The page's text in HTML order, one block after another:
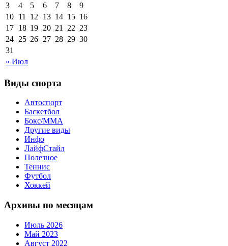
« Июл
3
4 5 6 7 8
9
10 11 12 13 14 15 16
17 18 19 20 21 22 23
24 25 26 27 28 29 30
31
Виды спорта
Автоспорт
Баскетбол
Бокс/MMA
Другие виды
Инфо
ЛайфСтайл
Полезное
Теннис
Футбол
Хоккей
Архивы по месяцам
Июль 2026
Май 2023
Август 2022